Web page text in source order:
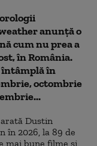
anunță o
cum nu prea a
în România.
întâmplă în
octombrie